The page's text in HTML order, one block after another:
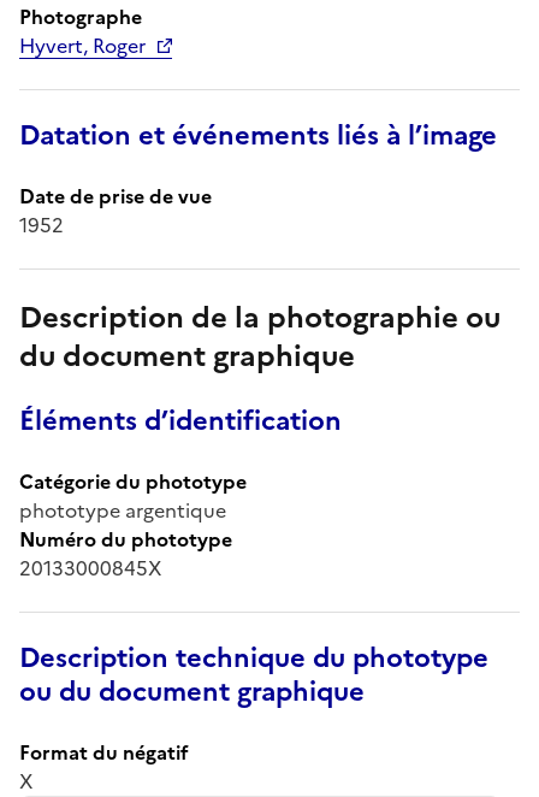
Photographe
Hyvert, Roger
Datation et événements liés à l’image
Date de prise de vue
1952
Description de la photographie ou
du document graphique
Éléments d’identification
Catégorie du phototype
phototype argentique
Numéro du phototype
20133000845X
Description technique du phototype
ou du document graphique
Format du négatif
X